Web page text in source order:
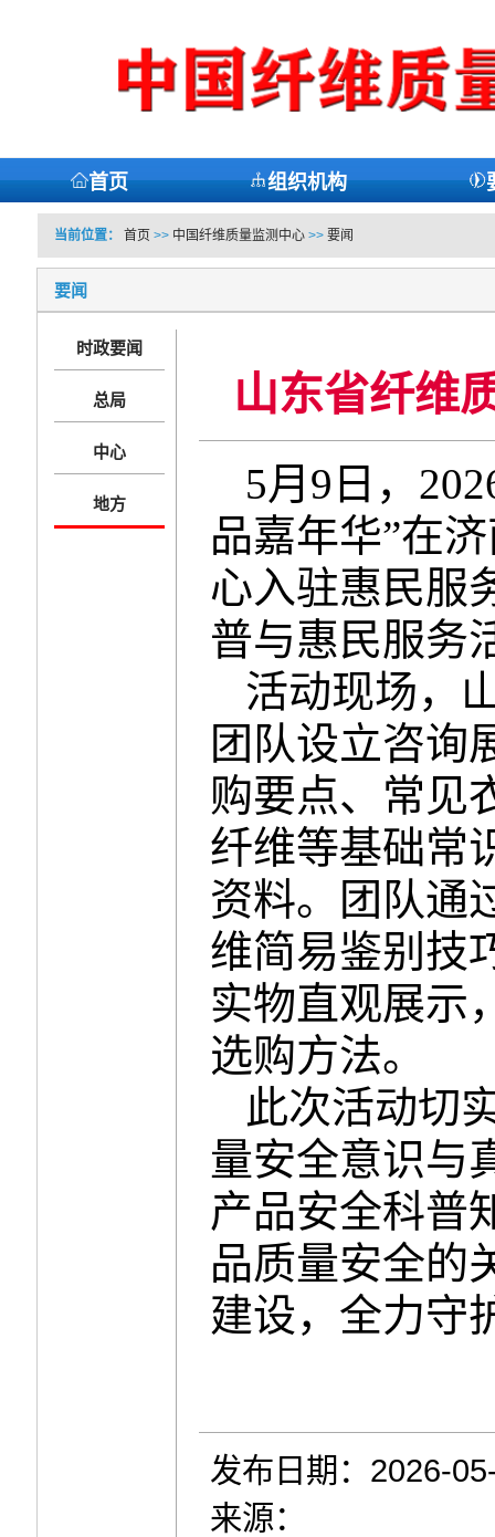
首页 组织机构
当前位置： 首页 >> 中国纤维质量监测中心>> 要闻
要闻
时政要闻
总局
中心
地方
山东省纤维
5月9日，
品嘉年华”在
心入驻惠民服
普与惠民服务
活动现场，
团队设立咨询
购要点、常见
纤维等基础常
资料。团队通
维简易鉴别技
实物直观展示
选购方法。
此次活动切
量安全意识与
产品安全科普
品质量安全的
建设，全力守
发布日期：2026-
来源：